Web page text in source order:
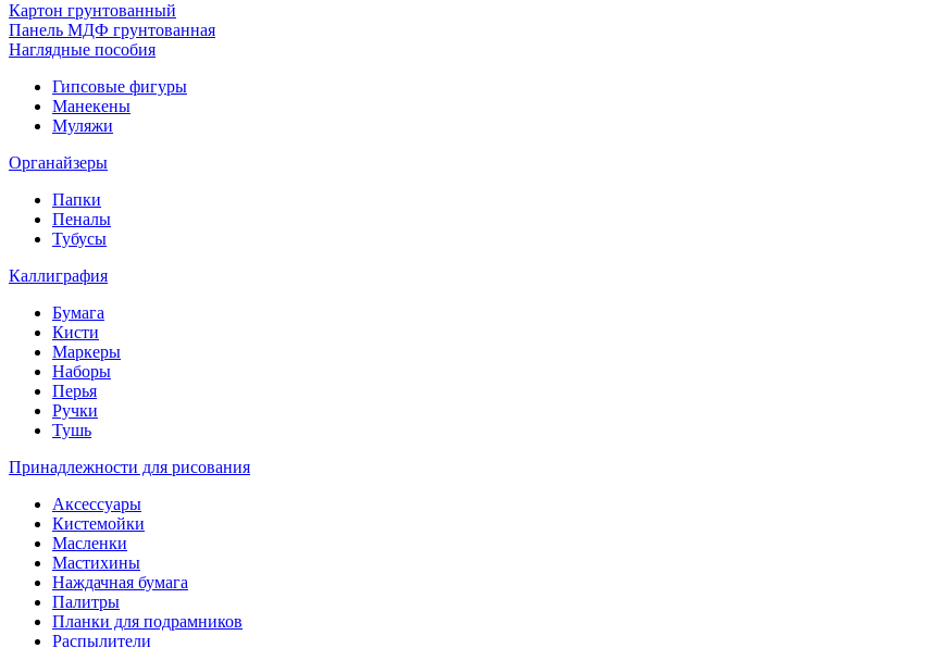
Картон грунтованный
Панель МДФ грунтованная
Наглядные пособия
Гипсовые фигуры
Манекены
Муляжи
Органайзеры
Папки
Пеналы
Тубусы
Каллиграфия
Бумага
Кисти
Маркеры
Наборы
Перья
Ручки
Тушь
Принадлежности для рисования
Аксессуары
Кистемойки
Масленки
Мастихины
Наждачная бумага
Палитры
Планки для подрамников
Распылители